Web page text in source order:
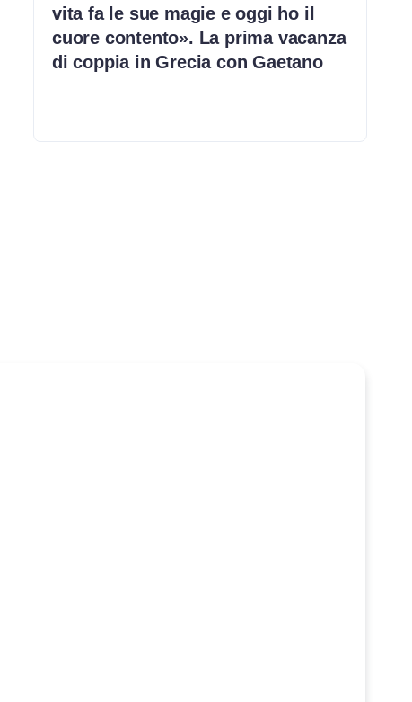
vita fa le sue magie e oggi ho il
cuore contento». La prima vacanza
di coppia in Grecia con Gaetano